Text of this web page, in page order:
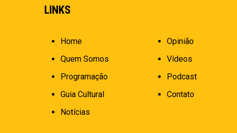
LINKS
Home
Quem Somos
Programação
Guia Cultural
Notícias
Opinião
Vídeos
Podcast
Contato